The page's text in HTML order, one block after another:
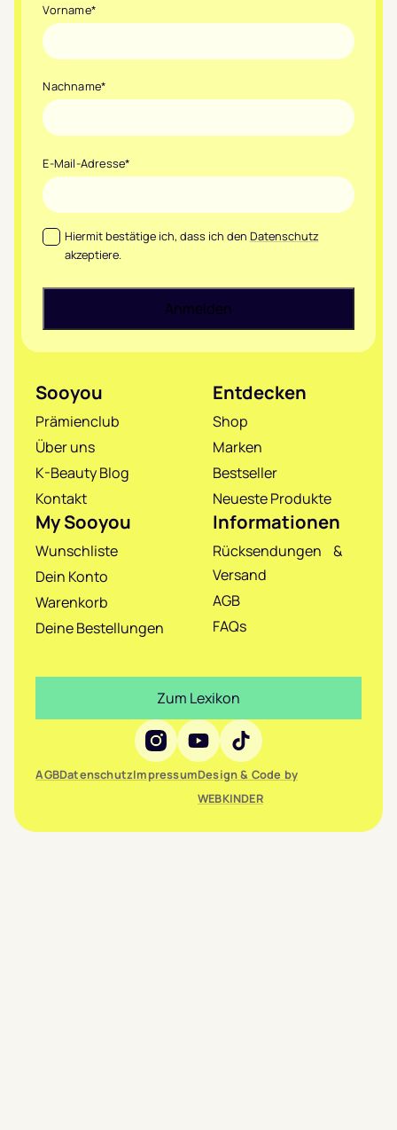
Vorname*
Nachname*
E-Mail-Adresse*
Datenschutz*
Hiermit bestätige ich, dass ich den Datenschutz
akzeptiere.
Sooyou
Prämienclub
Über uns
K-Beauty Blog
Kontakt
Entdecken
Shop
Marken
Bestseller
Neueste Produkte
My Sooyou
Wunschliste
Dein Konto
Warenkorb
Deine Bestellungen
Informationen
Rücksendungen &
Versand
AGB
FAQs
Social Media
AGBDatenschutzImpressumDesign & Code by
WEBKINDER
Zum Lexikon